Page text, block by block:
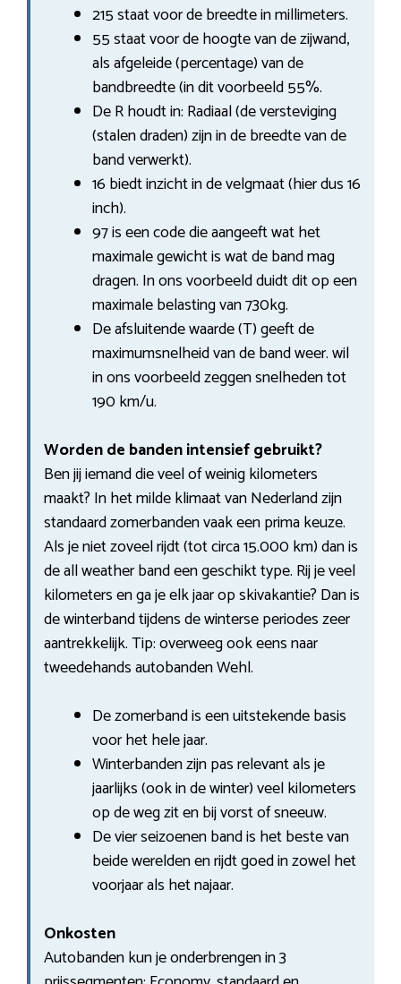
215 staat voor de breedte in millimeters.
55 staat voor de hoogte van de zijwand,
als afgeleide (percentage) van de
bandbreedte (in dit voorbeeld 55%.
De R houdt in: Radiaal (de versteviging
(stalen draden) zijn in de breedte van de
band verwerkt).
16 biedt inzicht in de velgmaat (hier dus 16
inch).
97 is een code die aangeeft wat het
maximale gewicht is wat de band mag
dragen. In ons voorbeeld duidt dit op een
maximale belasting van 730kg.
De afsluitende waarde (T) geeft de
maximumsnelheid van de band weer. wil
in ons voorbeeld zeggen snelheden tot
190 km/u.
Worden de banden intensief gebruikt?
Ben jij iemand die veel of weinig kilometers
maakt? In het milde klimaat van Nederland zijn
standaard zomerbanden vaak een prima keuze.
Als je niet zoveel rijdt (tot circa 15.000 km) dan is
de all weather band een geschikt type. Rij je veel
kilometers en ga je elk jaar op skivakantie? Dan is
de winterband tijdens de winterse periodes zeer
aantrekkelijk. Tip: overweeg ook eens naar
tweedehands autobanden Wehl.
De zomerband is een uitstekende basis
voor het hele jaar.
Winterbanden zijn pas relevant als je
jaarlijks (ook in de winter) veel kilometers
op de weg zit en bij vorst of sneeuw.
De vier seizoenen band is het beste van
beide werelden en rijdt goed in zowel het
voorjaar als het najaar.
Onkosten
Autobanden kun je onderbrengen in 3